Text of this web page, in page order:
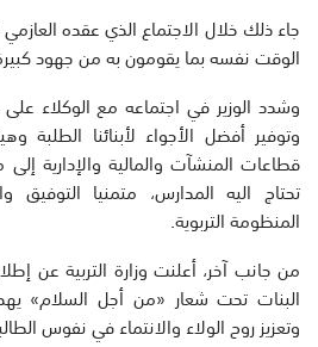
جاء ذلك خلال الاجتماع الذي عقده
الوقت نفسه بما يقومون به من جهود
وشدد الوزير في اجتماعه مع الوكلاء
وتوفير أفضل الأجواء لأبنائنا الطلبة
قطاعات المنشآت والمالية والإدارية
تحتاج اليه المدارس، متمنيا التوفيق
المنظومة التربوية.
من جانب آخر، أعلنت وزارة التربية عن
البنات تحت شعار «من أجل السلام»
وتعزيز روح الولاء والانتماء في نفوس